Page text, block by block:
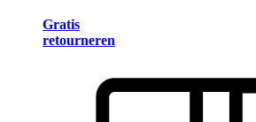
Gratis
retourneren